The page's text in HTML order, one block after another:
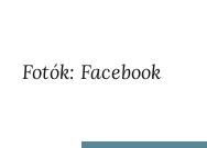
Fotók: Facebook